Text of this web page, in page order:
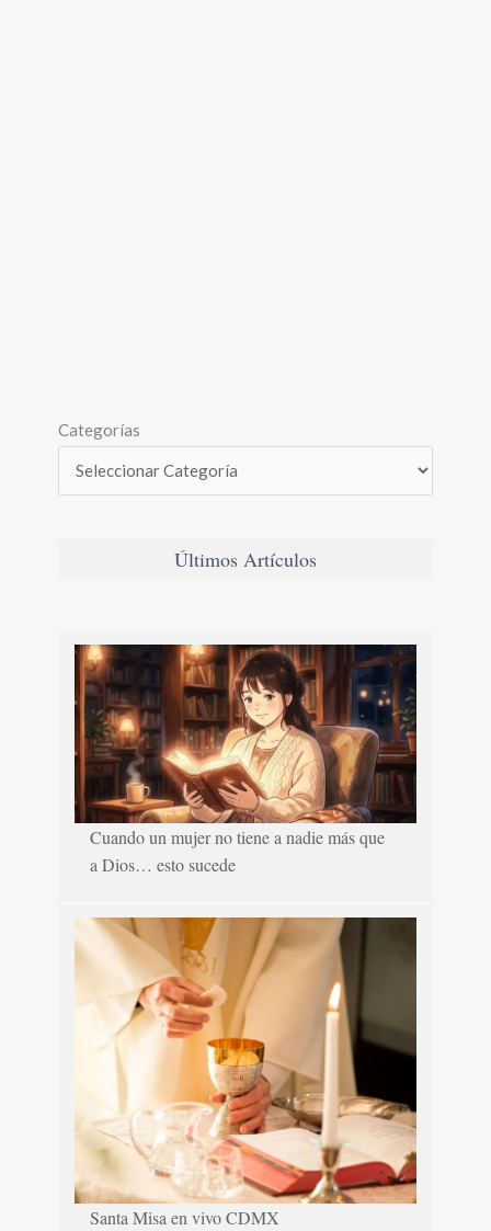
Categorías
Últimos Artículos
Cuando un mujer no tiene a nadie más que
a Dios… esto sucede
Santa Misa en vivo CDMX